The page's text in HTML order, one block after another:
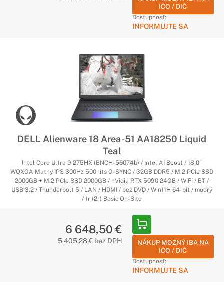
IČO / DIČ
Dostupnosť:
INFORMUJTE SA
DELL Alienware 18 Area-51 AA18250 Liquid
Teal
Intel Core Ultra 9 275HX (BNCH-56074b) / Intel AI Boost / 18,0"
WQXGA Matný IPS 300Hz 500nits G-SYNC / 32GB DDR5 / M.2 PCIe SSD
2000GB + M.2 PCIe SSD 2000GB / nVidia RTX 5090 24GB / WiFi / BT /
USB 3.2 / Thunderbolt 5 / LAN / HDMI / bez DVD / Win11H 64-bit / modrý
/ 1r (2r) Basic On-Site
6 648,50 €
5 405,28 € bez DPH
NÁKUP MOŽNÝ IBA NA
IČO / DIČ
Dostupnosť:
INFORMUJTE SA